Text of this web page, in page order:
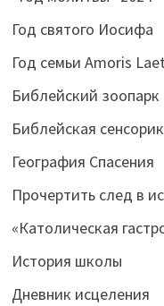
Год святого Иосифа
Год семьи Amoris
Библейский зоопарк
Библейская
География Спасения
Прочертить след в
«Католическая
История школы
Дневник исцеления